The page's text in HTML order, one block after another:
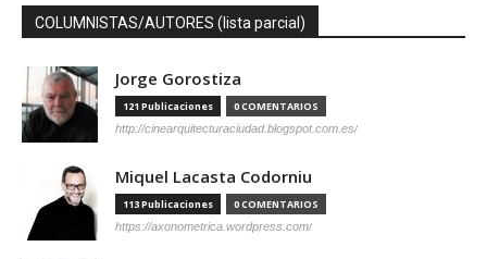
COLUMNISTAS/AUTORES (lista parcial)
Jorge Gorostiza
121 Publicaciones 0 COMENTARIOS
http://cinearquitecturaciudad.blogspot.com.es/
Miquel Lacasta Codorniu
113 Publicaciones 0 COMENTARIOS
https://axonometrica.wordpress.com/